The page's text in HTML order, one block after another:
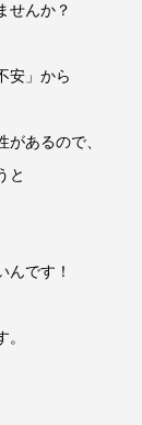
せんか？
安」から
あるので、
と
んです！